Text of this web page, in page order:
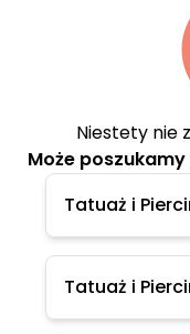
Niestety nie
Może
Tatuaż i
Tatuaż i